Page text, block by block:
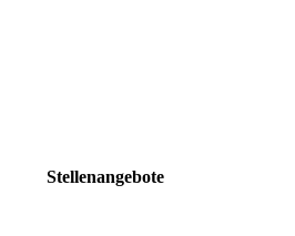
Stellenangebote